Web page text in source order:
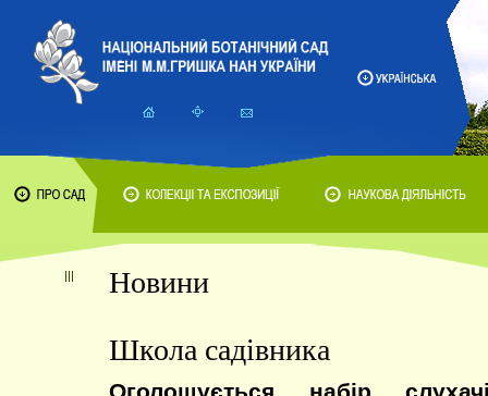
Новини
Школа садівника